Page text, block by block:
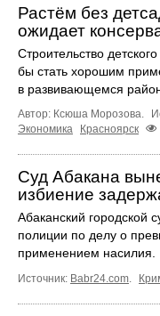
Растём без
ожидает
Строительство
бы стать хорошим
в развивающемся
Автор: Ксюша Морозова.
Экономика
Красноярск
Суд Абакана
избиение
Абаканский городской
полиции по делу о
применением насилия.
Источник: Babr24.com.